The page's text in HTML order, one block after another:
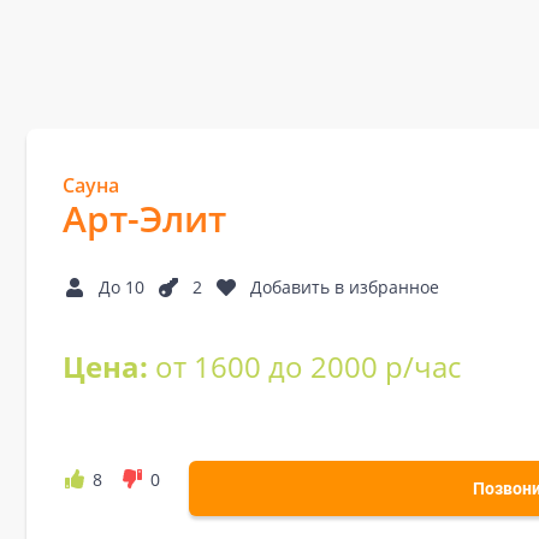
Сауна
Арт-Элит
До 10 2 Добавить в избранное
Цена: от 1600 до 2000 р/час
8 0